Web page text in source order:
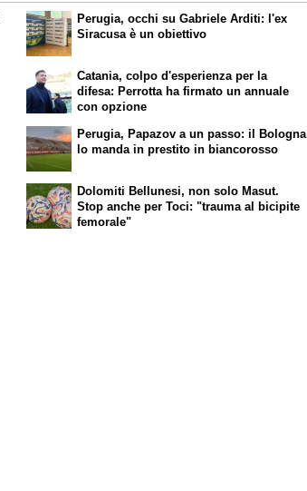
Perugia, occhi su Gabriele Arditi: l'ex
Siracusa è un obiettivo
Catania, colpo d'esperienza per la
difesa: Perrotta ha firmato un annuale
con opzione
Perugia, Papazov a un passo: il Bologna
lo manda in prestito in biancorosso
Dolomiti Bellunesi, non solo Masut.
Stop anche per Toci: "trauma al bicipite
femorale"